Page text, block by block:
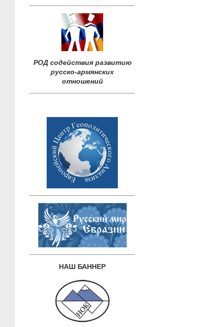
РОД содействия развитию
русско-армянских
отношений
НАШ БАННЕР